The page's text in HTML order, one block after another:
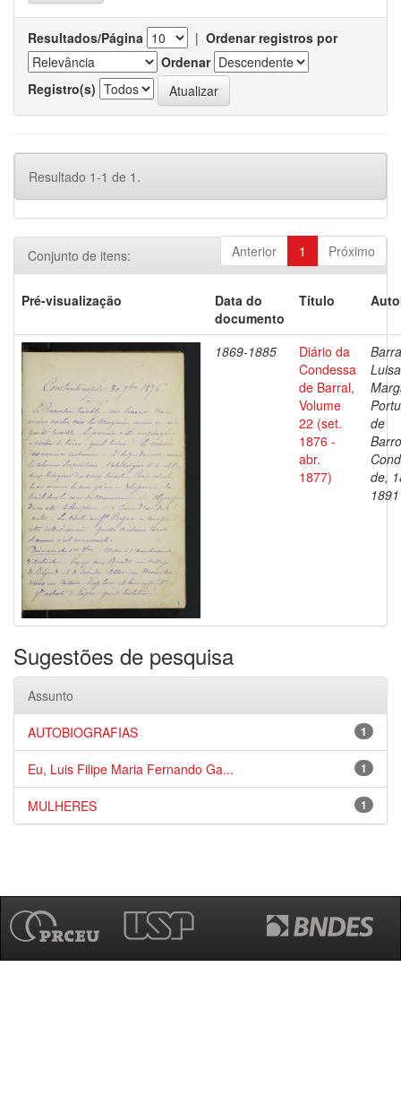
Resultados/Página | Ordenar registros por
Ordenar
Registro(s)
Resultado 1-1 de 1.
Anterior 1 Próximo
Conjunto de itens:
Pré-visualização
Data do
documento
Título
1869-1885
Diário da
Condessa
de Barral,
Volume
22 (set.
1876 -
abr.
1877)
Luisa
de
de,
1891
Sugestões de pesquisa
Assunto
1
AUTOBIOGRAFIAS
1
Eu, Luis Filipe Maria Fernando Ga...
1
MULHERES